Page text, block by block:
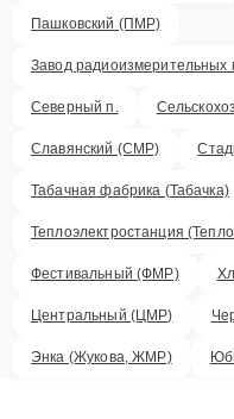
Пашковский (ПМР)
Завод
Северный п.
Славянский (СМР)
Табачная фабрика (Табачка)
Теплоэлектростанция
Фестивальный (ФМР)
Центральный (ЦМР)
Энка (Жукова, ЖМР)